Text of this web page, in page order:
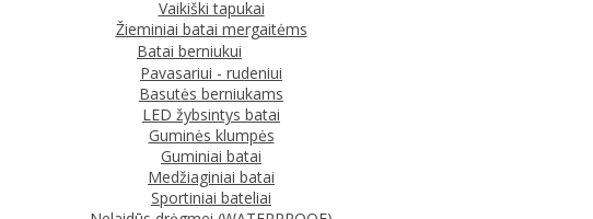
Vaikiški tapukai
Žieminiai batai mergaitėms
Batai berniukui
Pavasariui - rudeniui
Basutės berniukams
LED žybsintys batai
Guminės klumpės
Guminiai batai
Medžiaginiai batai
Sportiniai bateliai